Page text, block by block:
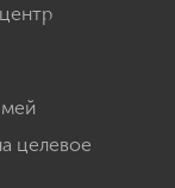
целевое